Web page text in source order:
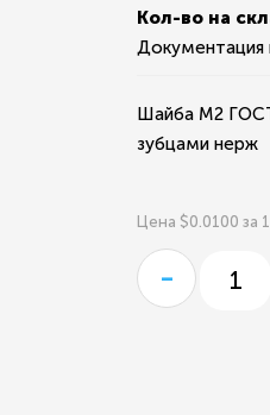
Кол-во на
Документация
Шайба М2
зубцами нерж
Цена $0.0100 за
-